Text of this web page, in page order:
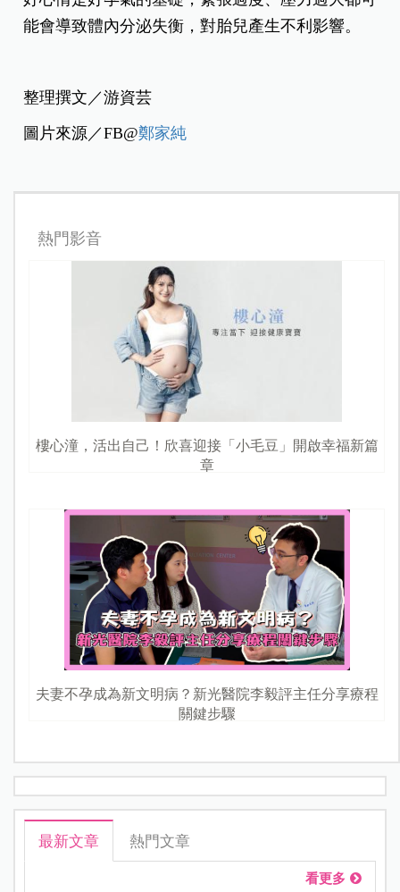
能會導致體內分泌失衡，對胎兒產生不利影響。
整理撰文／游資芸
圖片來源／FB@鄭家純
熱門影音
樓心潼，活出自己！欣喜迎接「小毛豆」開啟幸福新篇
章
夫妻不孕成為新文明病？新光醫院李毅評主任分享療程
關鍵步驟
最新文章 熱門文章
看更多